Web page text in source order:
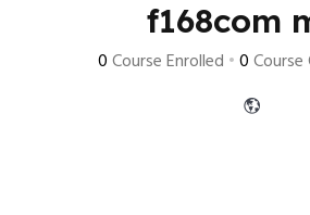
f168com
0Course Enrolled •0